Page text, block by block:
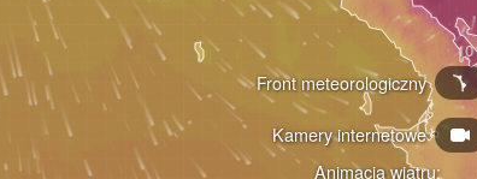
Animacja wiatru:
Kamery internetowe
Front meteorologiczny